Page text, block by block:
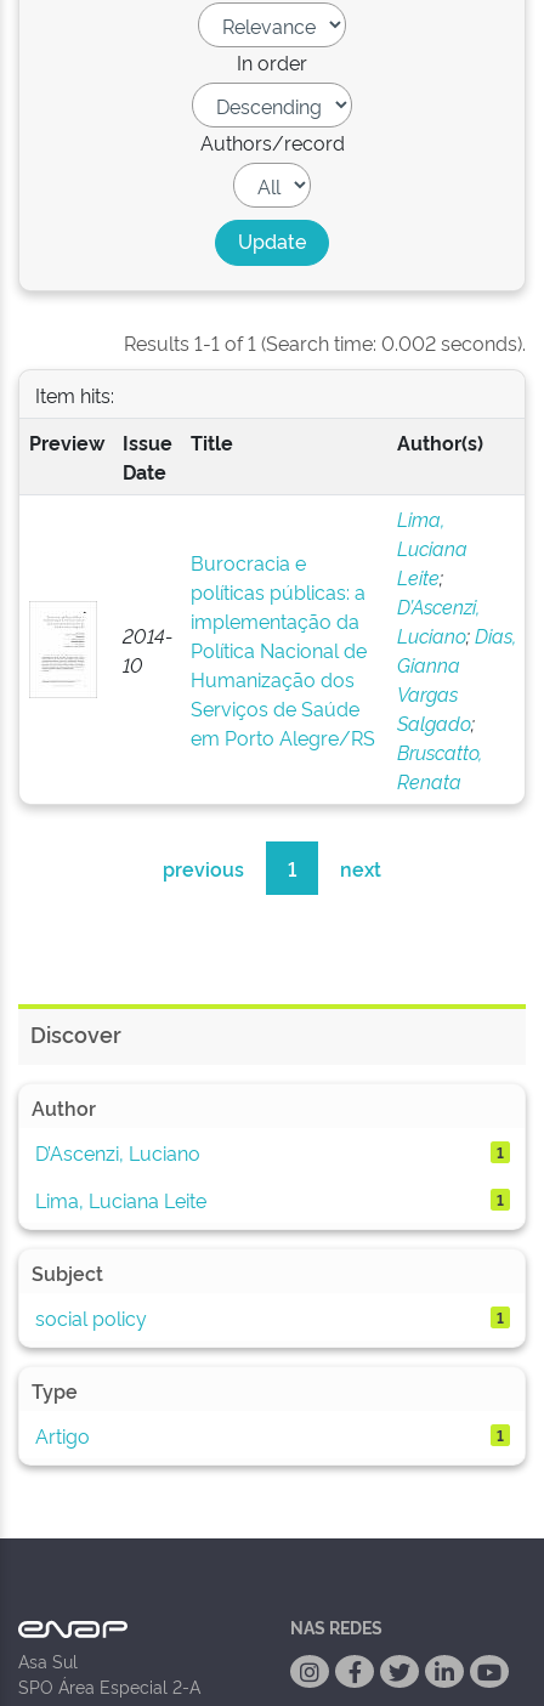
In order
Authors/record
Results 1-1 of 1 (Search time: 0.002 seconds).
Item hits:
Preview
Issue
Date
Title Author(s)
2014-
10
Burocracia e
políticas públicas: a
implementação da
Política Nacional de
Humanização dos
Serviços de Saúde
em Porto Alegre/RS
Lima,
Luciana
Leite;
D’Ascenzi,
Luciano;Dias,
Gianna
Vargas
Salgado;
Bruscatto,
Renata
previous 1 next
Discover
Author
D’Ascenzi, Luciano
1
Lima, Luciana Leite 1
Subject
social policy
1
Type
Artigo
1
Asa Sul
SPO Área Especial 2-A
NAS REDES